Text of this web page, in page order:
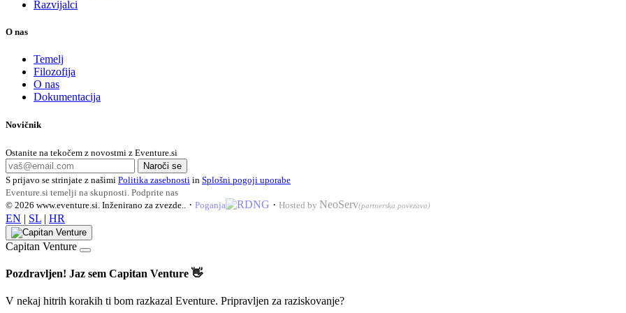
Razvijalci
O nas
Temelj
Filozofija
O nas
Dokumentacija
Novičnik
Ostanite na tekočem z novostmi z Eventure.si
Naroči se
S prijavo se strinjate z našimi Politika zasebnosti in Splošni pogoji uporabe
Eventure.si temelji na skupnosti. Podprite nas
© 2026 www.eventure.si Inženirano za zvezde. · Poganja · Hosted by NeoServ(partnerska povezava)
EN | SL | HR
Capitan Venture
Pozdravljen! Jaz sem Capitan Venture 👋
V nekaj hitrih korakih ti bom razkazal Eventure. Pripravljen za raziskovanje?